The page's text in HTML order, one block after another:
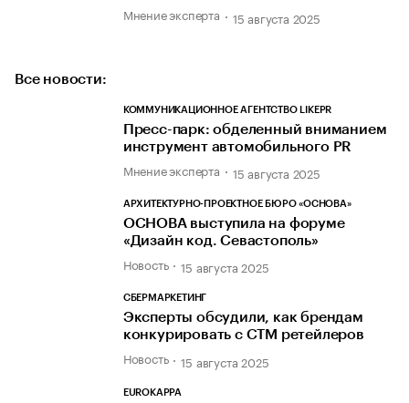
Мнение эксперта 15 августа 2025
Все новости:
КОММУНИКАЦИОННОЕ АГЕНТСТВО LIKEPR
Пресс-парк: обделенный вниманием
инструмент автомобильного PR
Мнение эксперта 15 августа 2025
АРХИТЕКТУРНО-ПРОЕКТНОЕ БЮРО «ОСНОВА»
ОСНОВА выступила на форуме
«Дизайн код. Севастополь»
Новость 15 августа 2025
СБЕРМАРКЕТИНГ
Эксперты обсудили, как брендам
конкурировать с СТМ ретейлеров
Новость 15 августа 2025
EUROKAPPA